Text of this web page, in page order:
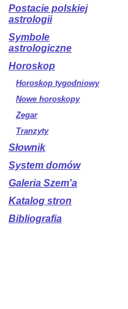
Postacie polskiej
astrologii
Symbole
astrologiczne
Horoskop
Horoskop tygodniowy
Nowe horoskopy
Zegar
Tranzyty
Słownik
System domów
Galeria Szem'a
Katalog stron
Bibliografia